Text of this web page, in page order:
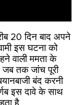
20 दिन बाद अपने
इस घटना को
वाली ममता के
जब तक जांच पूरी
बंद करनी
इस दावे के साथ